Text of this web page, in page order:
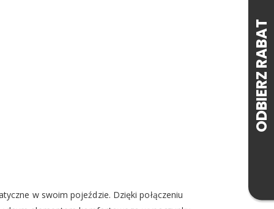
w swoim pojeździe. Dzięki połączeniu